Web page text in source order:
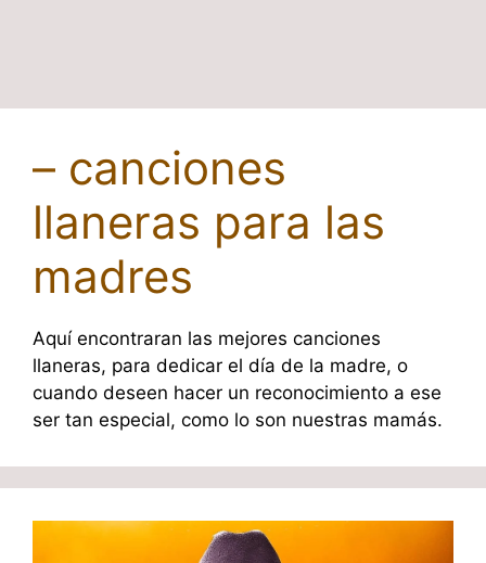
– canciones
llaneras para las
madres
Aquí encontraran las mejores canciones
llaneras, para dedicar el día de la madre, o
cuando deseen hacer un reconocimiento a ese
ser tan especial, como lo son nuestras mamás.